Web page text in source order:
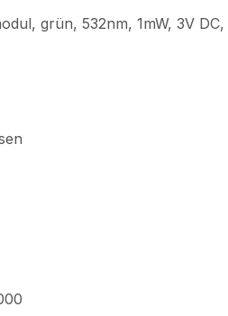
grün, 532nm, 1mW, 3V